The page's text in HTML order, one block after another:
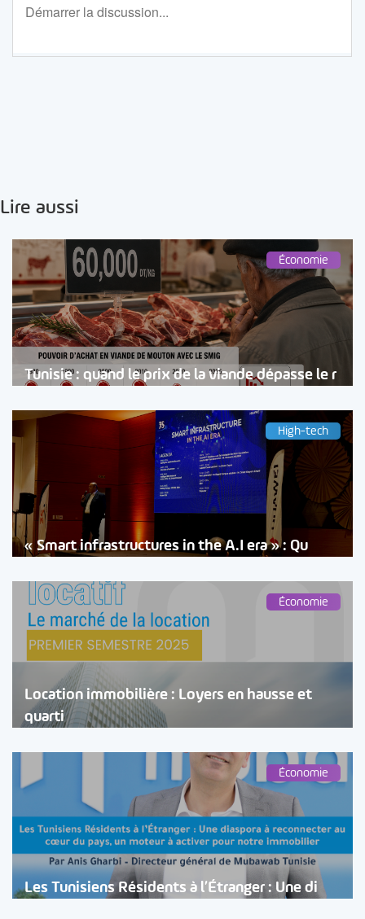
Lire aussi
Économie
Tunisie : quand le prix de la viande dépasse le r
High-tech
« Smart infrastructures in the A.I era » : Qu
Économie
Location immobilière : Loyers en hausse et
quarti
Économie
Les Tunisiens Résidents à l’Étranger : Une di